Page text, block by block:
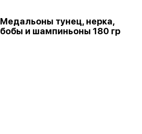
Медальоны тунец, нерка,
бобы и шампиньоны 180 гр